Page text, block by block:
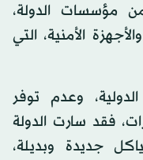
مؤسسات الدولة،
الأمنية، التي
وعدم توفر
فقد سارت الدولة
جديدة وبديلة،